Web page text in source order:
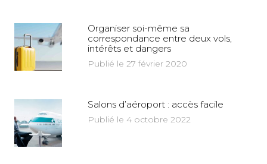
Organiser soi-même sa
correspondance entre deux vols,
intérêts et dangers
Publié le 27 février 2020
Salons d’aéroport : accès facile
Publié le 4 octobre 2022